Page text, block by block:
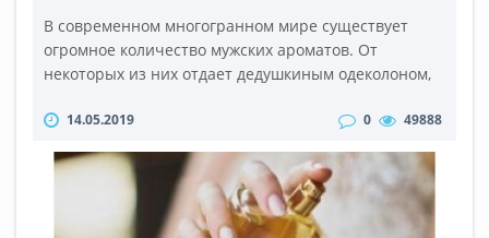
В современном многогранном мире существует
огромное количество мужских ароматов. От
некоторых из них отдает дедушкиным одеколоном,
стойкий и душистый запах дешевого алкоголя из
способны превратить самого обычного парня в
покорителя женских сердец, обольстителя и
мужчину мечты. Ведь каждая женщина искушенн..
14.05.2019 0 49888